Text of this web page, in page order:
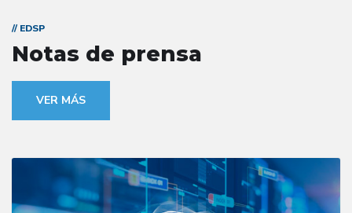
// EDSP
Notas de prensa
VER MÁS